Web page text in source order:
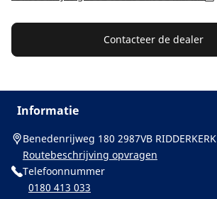
Contacteer de dealer
Informatie
Benedenrijweg 180 2987VB RIDDERKERK
Routebeschrijving opvragen
Telefoonnummer
0180 413 033